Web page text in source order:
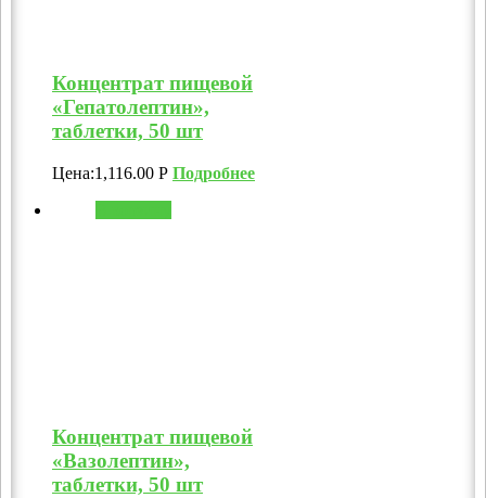
Концентрат пищевой
«Гепатолептин»,
таблетки, 50 шт
Цена:1,116.00 Р Подробнее
Концентрат пищевой
«Вазолептин»,
таблетки, 50 шт